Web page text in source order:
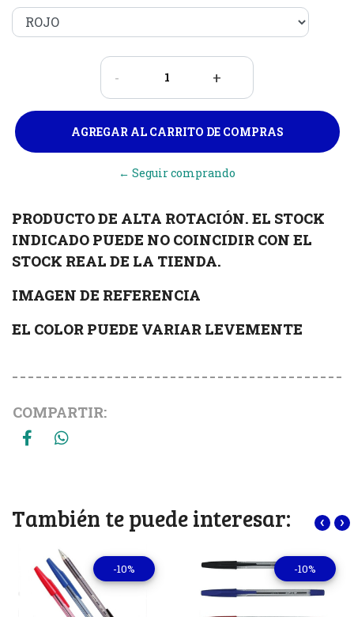
- +
← Seguir comprando
PRODUCTO DE ALTA ROTACIÓN. EL STOCK
INDICADO PUEDE NO COINCIDIR CON EL
STOCK REAL DE LA TIENDA.
IMAGEN DE REFERENCIA
EL COLOR PUEDE VARIAR LEVEMENTE
COMPARTIR:
También te puede interesar:
-10% -10%
‹ ›